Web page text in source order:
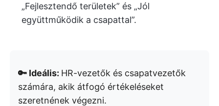
„Fejlesztendő területek” és „Jól
együttműködik a csapattal”.
🔑 Ideális: HR-vezetők és csapatvezetők
számára, akik átfogó értékeléseket
szeretnének végezni.